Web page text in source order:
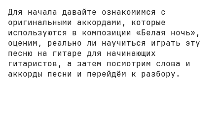
Для начала давайте ознакомимся с
оригинальными аккордами, которые
используются в композиции «Белая ночь»,
оценим, реально ли научиться играть эту
песню на гитаре для начинающих
гитаристов, а затем посмотрим слова и
аккорды песни и перейдём к разбору.